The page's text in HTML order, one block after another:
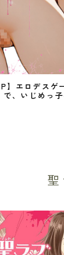
】エロデス
で、いじめっ